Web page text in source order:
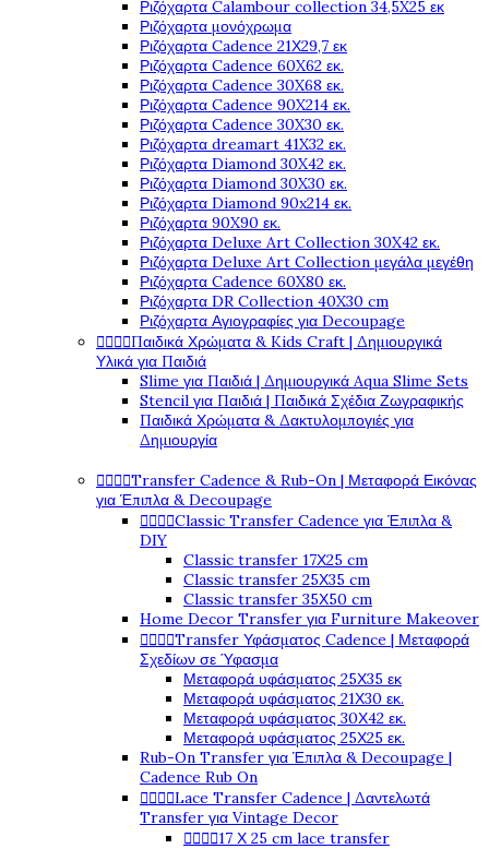
Ριζόχαρτα Calambour collection 34,5X25 εκ
Ριζόχαρτα μονόχρωμα
Ριζόχαρτα Cadence 21Χ29,7 εκ
Ριζόχαρτα Cadence 60X62 εκ.
Ριζόχαρτα Cadence 30X68 εκ.
Ριζόχαρτα Cadence 90X214 εκ.
Ριζόχαρτα Cadence 30X30 εκ.
Ριζόχαρτα dreamart 41X32 εκ.
Ριζόχαρτα Diamond 30X42 εκ.
Ριζόχαρτα Diamond 30X30 εκ.
Ριζόχαρτα Diamond 90x214 εκ.
Ριζόχαρτα 90X90 εκ.
Ριζόχαρτα Deluxe Art Collection 30X42 εκ.
Ριζόχαρτα Deluxe Art Collection μεγάλα μεγέθη
Ριζόχαρτα Cadence 60X80 εκ.
Ριζόχαρτα DR Collection 40X30 cm
Ριζόχαρτα Αγιογραφίες για Decoupage
Παιδικά Χρώματα & Kids Craft | Δημιουργικά
Υλικά για Παιδιά
Slime για Παιδιά | Δημιουργικά Aqua Slime Sets
Stencil για Παιδιά | Παιδικά Σχέδια Ζωγραφικής
Παιδικά Χρώματα & Δακτυλομπογιές για
Δημιουργία
Transfer Cadence & Rub-On | Μεταφορά Εικόνας
για Έπιπλα & Decoupage
Classic Transfer Cadence για Έπιπλα &
DIY
Classic transfer 17Χ25 cm
Classic transfer 25Χ35 cm
Classic transfer 35Χ50 cm
Home Decor Transfer για Furniture Makeover
Transfer Υφάσματος Cadence | Μεταφορά
Σχεδίων σε Ύφασμα
Μεταφορά υφάσματος 25Χ35 εκ
Μεταφορά υφάσματος 21Χ30 εκ.
Μεταφορά υφάσματος 30Χ42 εκ.
Μεταφορά υφάσματος 25Χ25 εκ.
Rub-On Transfer για Έπιπλα & Decoupage |
Cadence Rub On
Lace Transfer Cadence | Δαντελωτά
Transfer για Vintage Decor
17 Χ 25 cm lace transfer